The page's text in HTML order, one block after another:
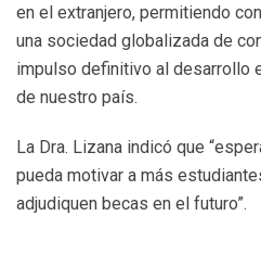
en el extranjero, permitiendo
una sociedad globalizada de
impulso definitivo al desarrollo
de nuestro país.
La Dra. Lizana indicó que
pueda motivar a más
adjudiquen becas en el futuro”.